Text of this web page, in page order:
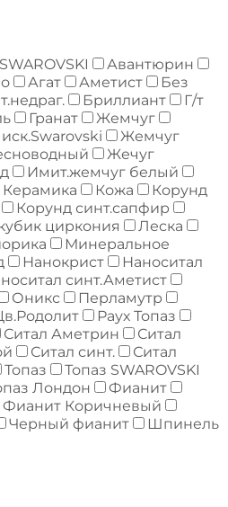
Авантюрин
Агат Аметист
Без
Бриллиант
Г/т
Гранат
Жемчуг
Жемчуг
Жечуг
Имит.жемчуг белый
Керамика Кожа
Корунд
Корунд синт.сапфир
циркония
Леска
Минеральное
Нанокрист
Наноситал
синт.Аметист
Оникс
Перламутр
Раух Топаз
Ситал Аметрин
Ситал
Ситал синт.
Ситал
Топаз
Топаз SWAROVSKI
Лондон
Фианит
Фианит Коричневый
Черный фианит
Шпинель